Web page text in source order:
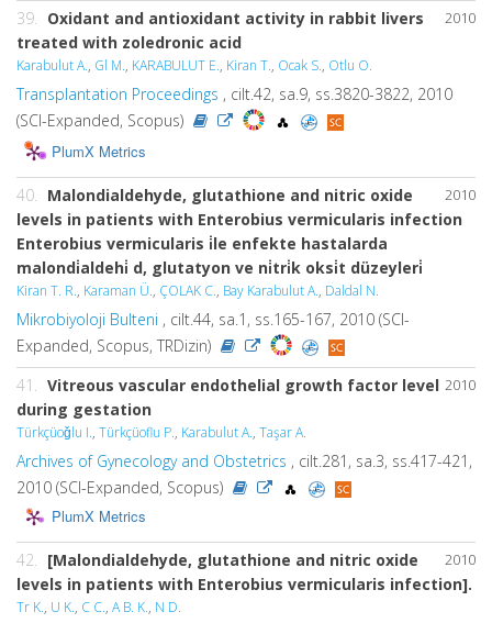
2010
39. Oxidant and antioxidant activity in rabbit livers
treated with zoledronic acid
Karabulut A., Gl M., KARABULUT E., Kiran T., Ocak S., Otlu O.
Transplantation Proceedings , cilt.42, sa.9, ss.3820-3822, 2010
(SCI-Expanded, Scopus)
PlumX Metrics
2010
40. Malondialdehyde, glutathione and nitric oxide
levels in patients with Enterobius vermicularis infection
Enterobius vermicularis i̇le enfekte hastalarda
malondi̇aldehi̇ d, glutatyon ve ni̇tri̇k oksi̇t düzeyleri̇
Kiran T. R., Karaman Ü., ÇOLAK C., Bay Karabulut A., Daldal N.
Mikrobiyoloji Bulteni , cilt.44, sa.1, ss.165-167, 2010 (SCI-
Expanded, Scopus, TRDizin)
2010
41.
Vitreous vascular endothelial growth factor level
during gestation
Türkçüoǧlu I., Türkçüoflu P., Karabulut A., Taşar A.
Archives of Gynecology and Obstetrics , cilt.281, sa.3, ss.417-421,
2010 (SCI-Expanded, Scopus)
PlumX Metrics
2010
42.
[Malondialdehyde, glutathione and nitric oxide
levels in patients with Enterobius vermicularis infection].
Tr K., U K., C C., A B. K., N D.